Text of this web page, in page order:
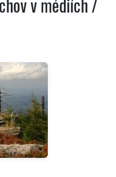
v médiích /